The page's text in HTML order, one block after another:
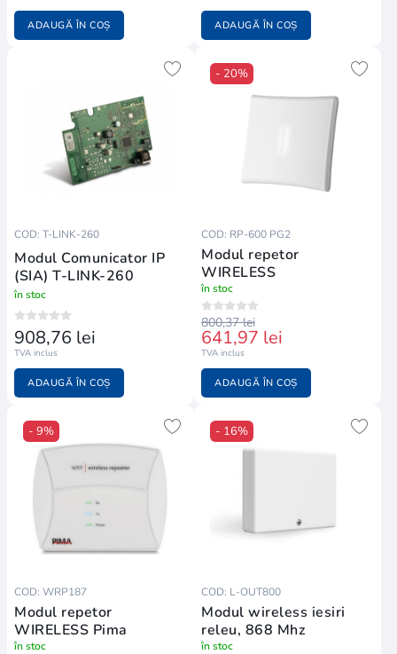
ADAUGĂ ÎN COȘ ADAUGĂ ÎN COȘ
COD: T-LINK-260
Modul Comunicator IP
(SIA) T-LINK-260
în stoc
908,76 lei
TVA inclus
ADAUGĂ ÎN COȘ
- 20%
COD: RP-600 PG2
Modul repetor
WIRELESS
în stoc
800,37 lei
641,97 lei
TVA inclus
ADAUGĂ ÎN COȘ
- 9%
COD: WRP187
Modul repetor
WIRELESS Pima
în stoc
- 16%
COD: L-OUT800
Modul wireless iesiri
releu, 868 Mhz
în stoc